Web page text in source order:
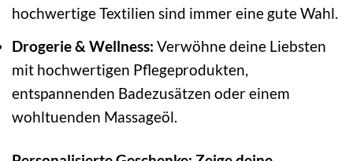
hochwertige Textilien sind immer eine gute Wahl.
Drogerie & Wellness: Verwöhne deine Liebsten
mit hochwertigen Pflegeprodukten,
entspannenden Badezusätzen oder einem
wohltuenden Massageöl.